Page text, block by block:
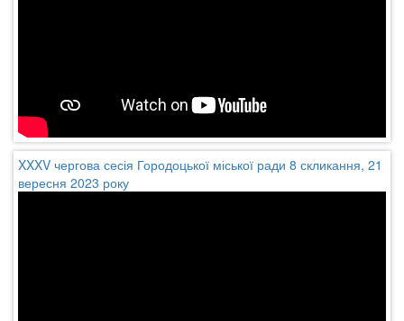
XXXV чергова сесія Городоцької міської ради 8 скликання, 21
вересня 2023 року